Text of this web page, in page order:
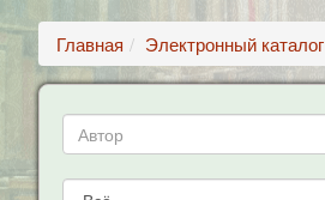
Главная Электронный каталог